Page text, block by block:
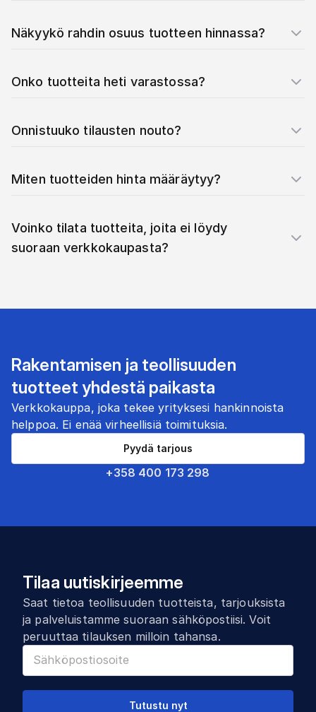
Näkyykö rahdin osuus tuotteen hinnassa?
Onko tuotteita heti varastossa?
Onnistuuko tilausten nouto?
Miten tuotteiden hinta määräytyy?
Voinko tilata tuotteita, joita ei löydy
suoraan verkkokaupasta?
Rakentamisen ja teollisuuden
tuotteet yhdestä paikasta
Verkkokauppa, joka tekee yrityksesi hankinnoista
helppoa. Ei enää virheellisiä toimituksia.
+358 400 173 298
Pyydä tarjous
Tilaa uutiskirjeemme
Saat tietoa teollisuuden tuotteista, tarjouksista
ja palveluistamme suoraan sähköpostiisi. Voit
peruuttaa tilauksen milloin tahansa.
Tutustu nyt